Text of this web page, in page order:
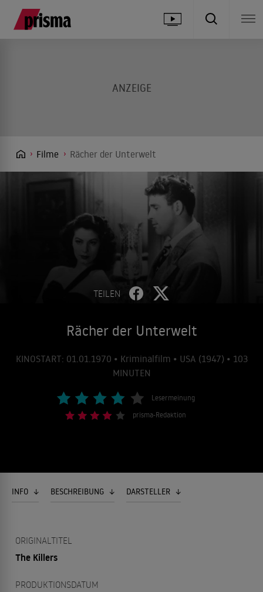
Filme Rächer der Unterwelt
TEILEN
Rächer der Unterwelt
KINOSTART: 01.01.1970 • Kriminalfilm • USA (1947) • 103
MINUTEN
Lesermeinung
prisma-Redaktion
INFO BESCHREIBUNG DARSTELLER
ORIGINALTITEL
The Killers
PRODUKTIONSDATUM